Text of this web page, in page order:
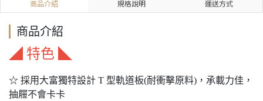
商品介紹 規格說明 運送方式
商品介紹
◢ 特色 ◣
☆ 採用大富獨特設計 T 型軌道板(耐衝擊原料)，承載力佳，
抽屜不會卡卡